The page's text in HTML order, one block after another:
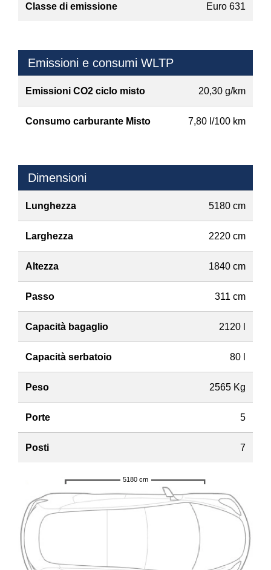
Classe di emissione Euro 631
Emissioni e consumi WLTP
Emissioni CO2 ciclo misto 20,30 g/km
Consumo carburante Misto 7,80 l/100 km
Dimensioni
Lunghezza 5180 cm
Larghezza 2220 cm
Altezza 1840 cm
Passo 311 cm
Capacità bagaglio 2120 l
Capacità serbatoio 80 l
Peso 2565 Kg
Porte 5
Posti 7
5180 cm